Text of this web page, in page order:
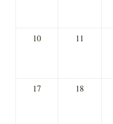
10 11
17 18